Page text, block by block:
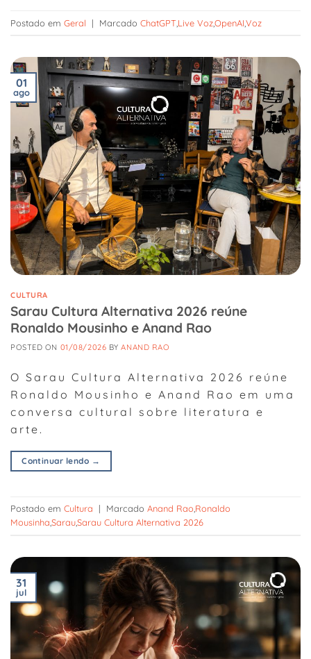
Postado em Geral | Marcado ChatGPTLive VozOpenAIVoz
01
ago
CULTURA
Sarau Cultura Alternativa 2026 reúne
Ronaldo Mousinho e Anand Rao
POSTED ON 01/08/2026 BYANAND RAO
O Sarau Cultura Alternativa 2026 reúne
Ronaldo Mousinho e Anand Rao em uma
conversa cultural sobre literatura e
arte.
Continuar lendo →
Postado em Cultura | Marcado Anand Rao,Ronaldo
Mousinha,Sarau,Sarau Cultura Alternativa 2026
31
jul